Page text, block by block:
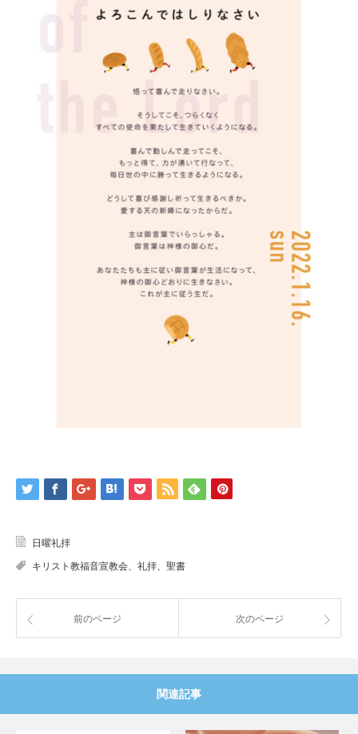
日曜礼拝
キリスト教福音宣教会、礼拝、聖書
前のページ 次のページ
関連記事